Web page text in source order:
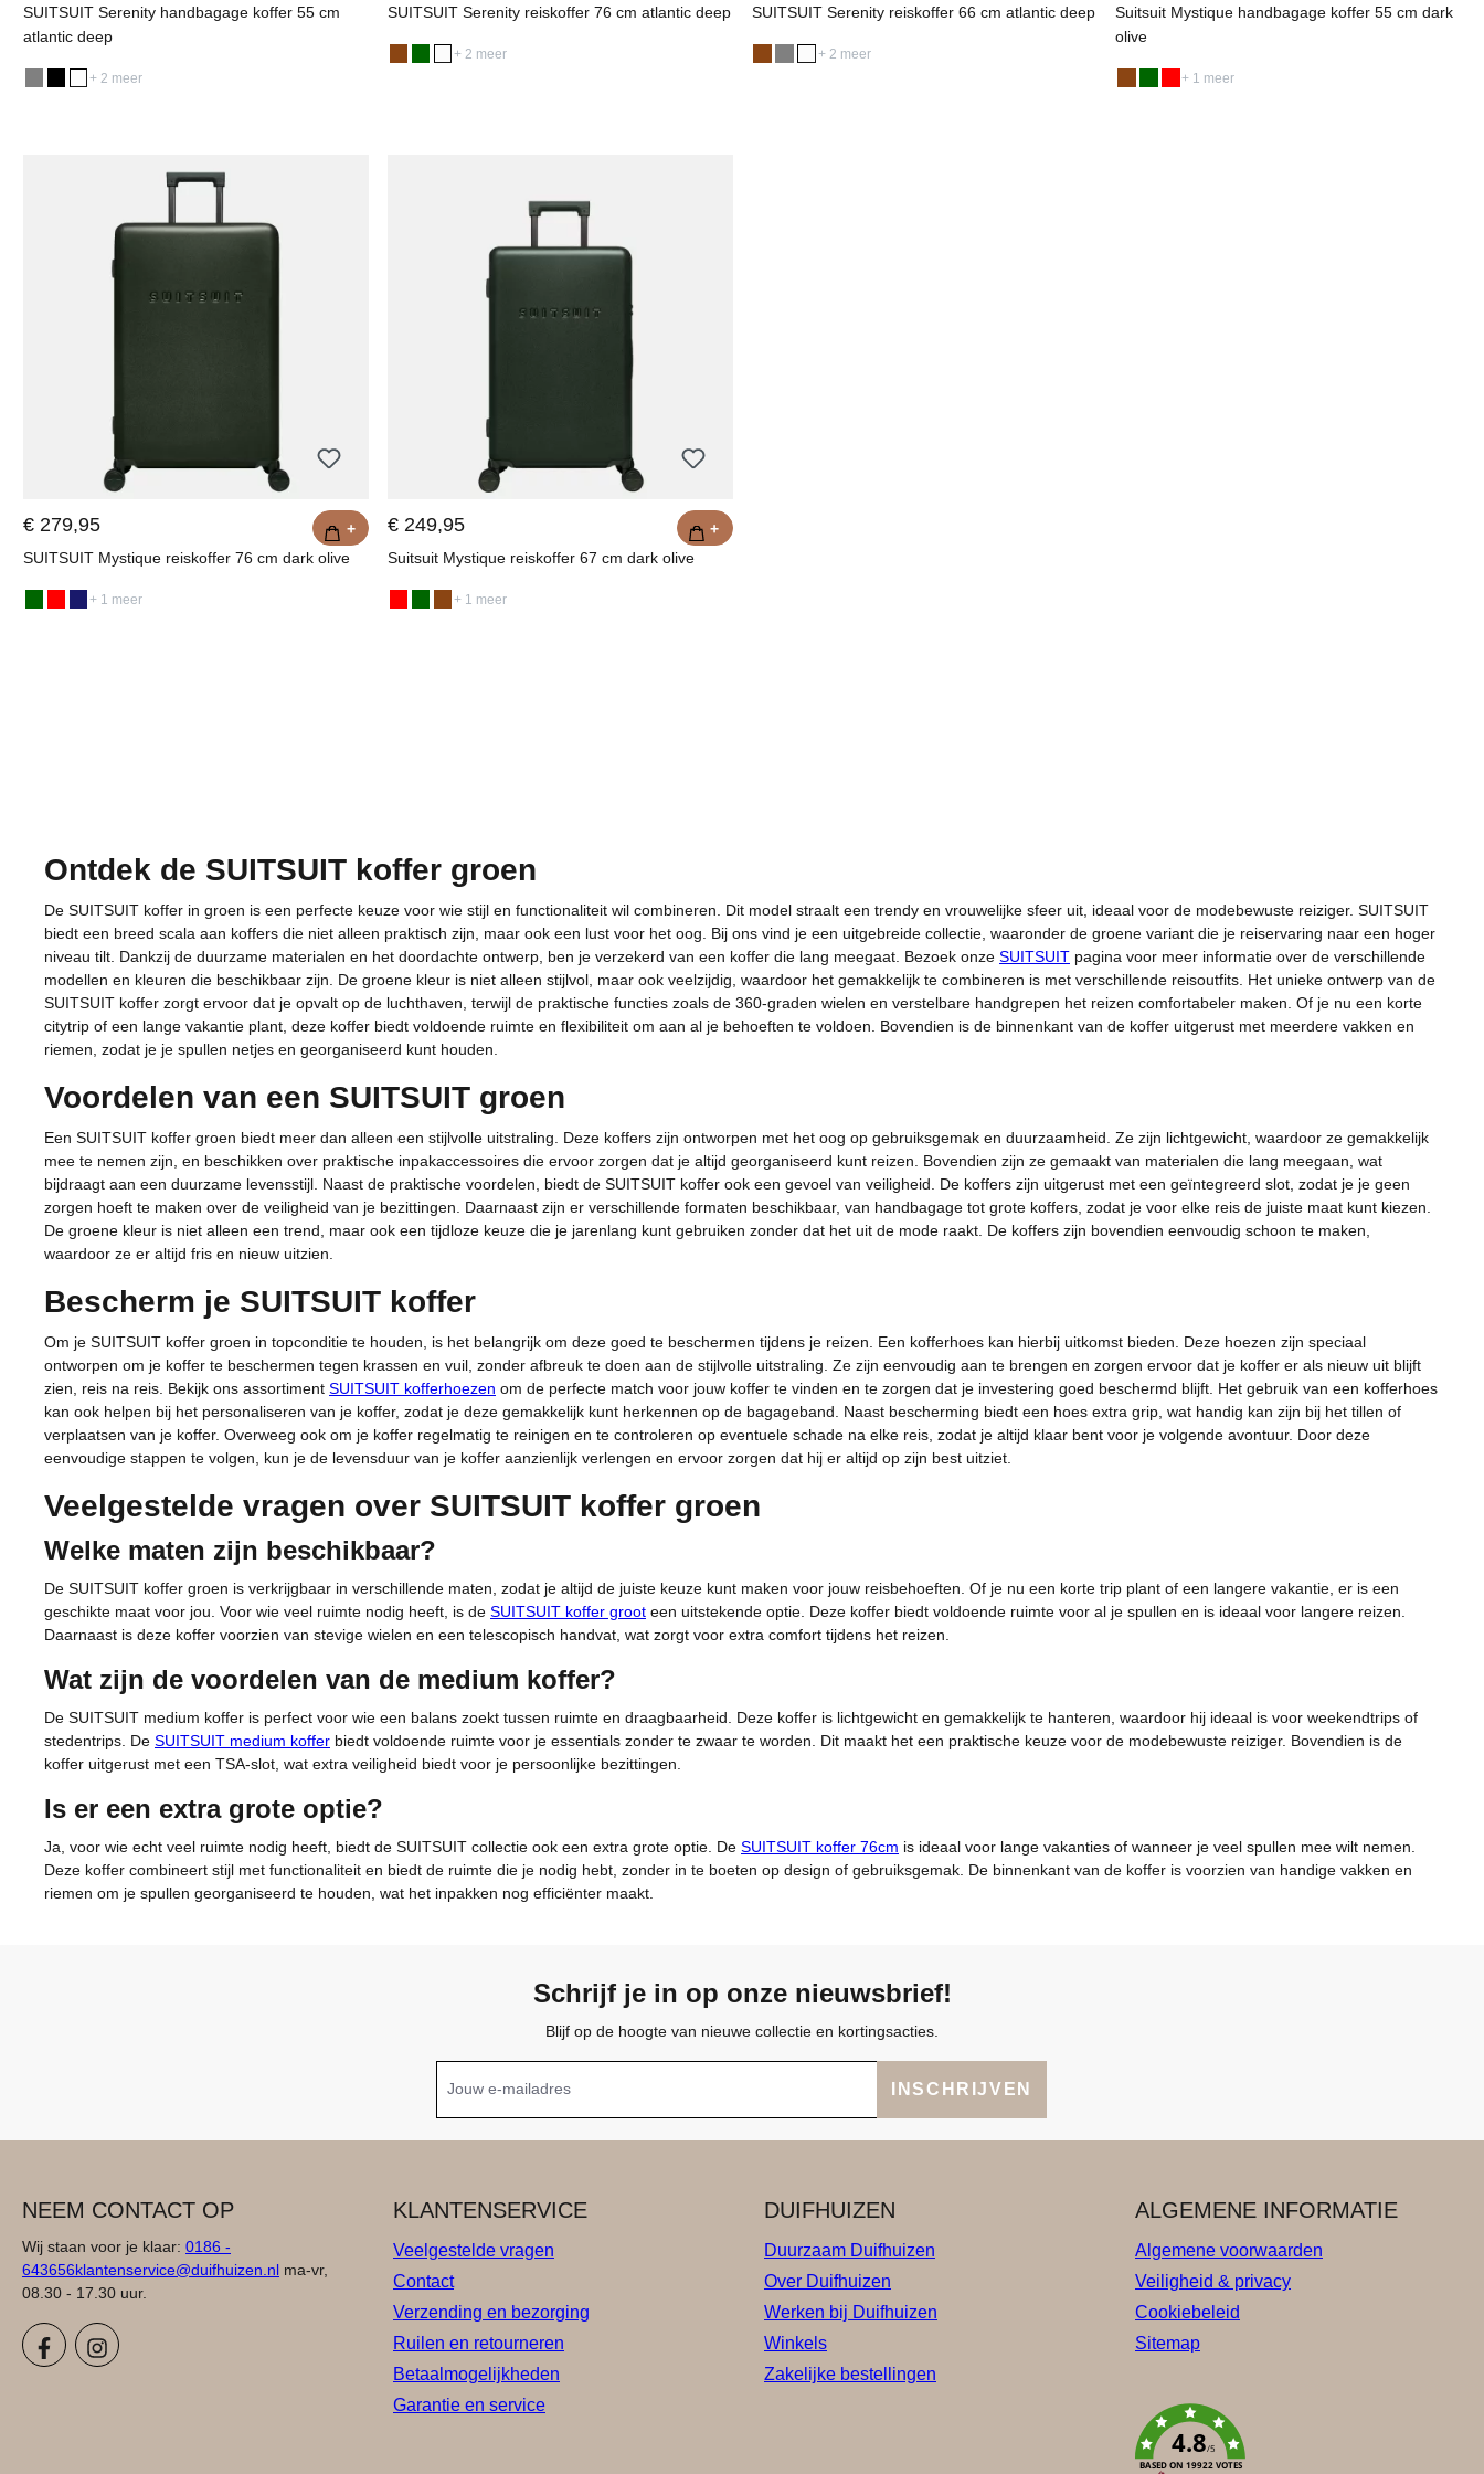
SUITSUIT Serenity handbagage koffer 55 cm
atlantic deep
+ 2 meer
SUITSUIT Serenity reiskoffer 76 cm atlantic deep
+ 2 meer
SUITSUIT Serenity reiskoffer 66 cm atlantic deep
+ 2 meer
Suitsuit Mystique handbagage koffer 55 cm dark
olive
+ 1 meer
€ 279,95
SUITSUIT Mystique reiskoffer 76 cm dark olive
+
+ 1 meer
€ 249,95
Suitsuit Mystique reiskoffer 67 cm dark olive
+
+ 1 meer
Ontdek de SUITSUIT koffer groen
De SUITSUIT koffer in groen is een perfecte keuze voor wie stijl en functionaliteit wil combineren. Dit model straalt een trendy en vrouwelijke sfeer uit, ideaal voor de modebewuste reiziger. SUITSUIT
biedt een breed scala aan koffers die niet alleen praktisch zijn, maar ook een lust voor het oog. Bij ons vind je een uitgebreide collectie, waaronder de groene variant die je reiservaring naar een hoger
niveau tilt. Dankzij de duurzame materialen en het doordachte ontwerp, ben je verzekerd van een koffer die lang meegaat. Bezoek onze SUITSUIT pagina voor meer informatie over de verschillende
modellen en kleuren die beschikbaar zijn. De groene kleur is niet alleen stijlvol, maar ook veelzijdig, waardoor het gemakkelijk te combineren is met verschillende reisoutfits. Het unieke ontwerp van de
SUITSUIT koffer zorgt ervoor dat je opvalt op de luchthaven, terwijl de praktische functies zoals de 360-graden wielen en verstelbare handgrepen het reizen comfortabeler maken. Of je nu een korte
citytrip of een lange vakantie plant, deze koffer biedt voldoende ruimte en flexibiliteit om aan al je behoeften te voldoen. Bovendien is de binnenkant van de koffer uitgerust met meerdere vakken en
riemen, zodat je je spullen netjes en georganiseerd kunt houden.
Voordelen van een SUITSUIT groen
Een SUITSUIT koffer groen biedt meer dan alleen een stijlvolle uitstraling. Deze koffers zijn ontworpen met het oog op gebruiksgemak en duurzaamheid. Ze zijn lichtgewicht, waardoor ze gemakkelijk
mee te nemen zijn, en beschikken over praktische inpakaccessoires die ervoor zorgen dat je altijd georganiseerd kunt reizen. Bovendien zijn ze gemaakt van materialen die lang meegaan, wat
bijdraagt aan een duurzame levensstijl. Naast de praktische voordelen, biedt de SUITSUIT koffer ook een gevoel van veiligheid. De koffers zijn uitgerust met een geïntegreerd slot, zodat je je geen
zorgen hoeft te maken over de veiligheid van je bezittingen. Daarnaast zijn er verschillende formaten beschikbaar, van handbagage tot grote koffers, zodat je voor elke reis de juiste maat kunt kiezen.
De groene kleur is niet alleen een trend, maar ook een tijdloze keuze die je jarenlang kunt gebruiken zonder dat het uit de mode raakt. De koffers zijn bovendien eenvoudig schoon te maken,
waardoor ze er altijd fris en nieuw uitzien.
Bescherm je SUITSUIT koffer
Om je SUITSUIT koffer groen in topconditie te houden, is het belangrijk om deze goed te beschermen tijdens je reizen. Een kofferhoes kan hierbij uitkomst bieden. Deze hoezen zijn speciaal
ontworpen om je koffer te beschermen tegen krassen en vuil, zonder afbreuk te doen aan de stijlvolle uitstraling. Ze zijn eenvoudig aan te brengen en zorgen ervoor dat je koffer er als nieuw uit blijft
zien, reis na reis. Bekijk ons assortiment SUITSUIT kofferhoezen om de perfecte match voor jouw koffer te vinden en te zorgen dat je investering goed beschermd blijft. Het gebruik van een kofferhoes
kan ook helpen bij het personaliseren van je koffer, zodat je deze gemakkelijk kunt herkennen op de bagageband. Naast bescherming biedt een hoes extra grip, wat handig kan zijn bij het tillen of
verplaatsen van je koffer. Overweeg ook om je koffer regelmatig te reinigen en te controleren op eventuele schade na elke reis, zodat je altijd klaar bent voor je volgende avontuur. Door deze
eenvoudige stappen te volgen, kun je de levensduur van je koffer aanzienlijk verlengen en ervoor zorgen dat hij er altijd op zijn best uitziet.
Veelgestelde vragen over SUITSUIT koffer groen
Welke maten zijn beschikbaar?
De SUITSUIT koffer groen is verkrijgbaar in verschillende maten, zodat je altijd de juiste keuze kunt maken voor jouw reisbehoeften. Of je nu een korte trip plant of een langere vakantie, er is een
geschikte maat voor jou. Voor wie veel ruimte nodig heeft, is de SUITSUIT koffer groot een uitstekende optie. Deze koffer biedt voldoende ruimte voor al je spullen en is ideaal voor langere reizen.
Daarnaast is deze koffer voorzien van stevige wielen en een telescopisch handvat, wat zorgt voor extra comfort tijdens het reizen.
Wat zijn de voordelen van de medium koffer?
De SUITSUIT medium koffer is perfect voor wie een balans zoekt tussen ruimte en draagbaarheid. Deze koffer is lichtgewicht en gemakkelijk te hanteren, waardoor hij ideaal is voor weekendtrips of
stedentrips. De SUITSUIT medium koffer biedt voldoende ruimte voor je essentials zonder te zwaar te worden. Dit maakt het een praktische keuze voor de modebewuste reiziger. Bovendien is de
koffer uitgerust met een TSA-slot, wat extra veiligheid biedt voor je persoonlijke bezittingen.
Is er een extra grote optie?
Ja, voor wie echt veel ruimte nodig heeft, biedt de SUITSUIT collectie ook een extra grote optie. De SUITSUIT koffer 76cm is ideaal voor lange vakanties of wanneer je veel spullen mee wilt nemen.
Deze koffer combineert stijl met functionaliteit en biedt de ruimte die je nodig hebt, zonder in te boeten op design of gebruiksgemak. De binnenkant van de koffer is voorzien van handige vakken en
riemen om je spullen georganiseerd te houden, wat het inpakken nog efficiënter maakt.
Schrijf je in op onze nieuwsbrief!
Blijf op de hoogte van nieuwe collectie en kortingsacties.
INSCHRIJVEN
NEEM CONTACT OP
Wij staan voor je klaar: 0186 -
643656klantenservice@duifhuizen.nl ma-vr,
08.30 - 17.30 uur.
KLANTENSERVICE
Veelgestelde vragen
Contact
Verzending en bezorging
Ruilen en retourneren
Betaalmogelijkheden
Garantie en service
DUIFHUIZEN
Duurzaam Duifhuizen
Over Duifhuizen
Werken bij Duifhuizen
Winkels
Zakelijke bestellingen
ALGEMENE INFORMATIE
Algemene voorwaarden
Veiligheid & privacy
Cookiebeleid
Sitemap
4.8/5
BASED ON 19922 VOTES